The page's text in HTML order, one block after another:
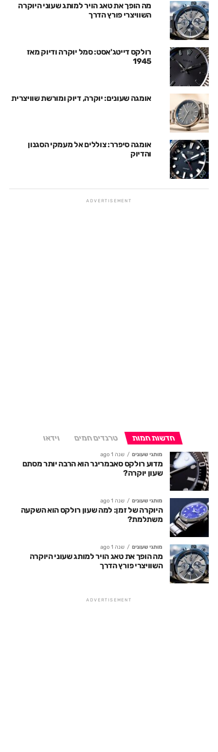
מה הופך את טאג הויר למותג שעוני היוקרה
השוויצרי פורץ הדרך
רולקס דייטג'אסט: סמל יוקרה ודיוק מאז
1945
אומגה שעונים: יוקרה, דיוק ומורשת שוויצרית
אומגה סיפרר: צוללים אל מעמקי הסגנון
והדיוק
ADVERTISEMENT
חדשות חמות טרנדים חמים וידאו
מותגי שעונים שנה 1 ago
מדוע רולקס סאבמרינר הוא הרבה יותר מסתם
שעון יוקרה?
מותגי שעונים שנה 1 ago
היוקרה של זמן: למה שעון רולקס הוא השקעה
משתלמת?
מותגי שעונים שנה 1 ago
מה הופך את טאג הויר למותג שעוני היוקרה
השוויצרי פורץ הדרך
ADVERTISEMENT